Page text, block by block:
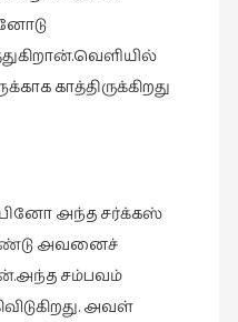
காத்திருக்கிறது
அந்த சர்க்கஸ்
அவனைச்
சம்பவம்
அவள்